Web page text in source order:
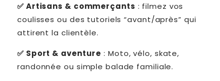
✅ Artisans & commerçants : filmez vos
coulisses ou des tutoriels “avant/après” qui
attirent la clientèle.
✅ Sport & aventure : Moto, vélo, skate,
randonnée ou simple balade familiale.